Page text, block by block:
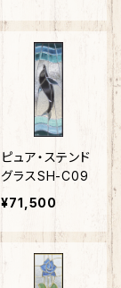
ピュア・ステンド
グラスSH-C09
¥71,500